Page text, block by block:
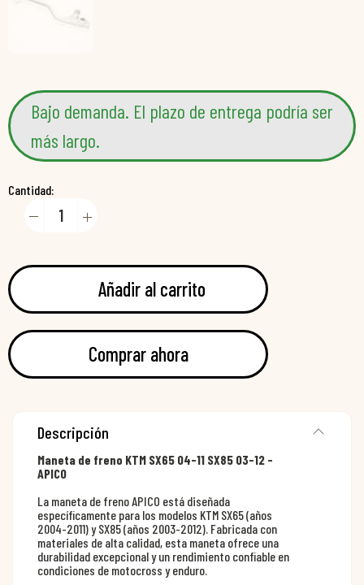
Bajo demanda. El plazo de entrega podría ser
más largo.
Cantidad:
Añadir al carrito
Comprar ahora
Descripción
Maneta de freno KTM SX65 04-11 SX85 03-12 -
APICO
La maneta de freno APICO está diseñada
específicamente para los modelos KTM SX65 (años
2004-2011) y SX85 (años 2003-2012). Fabricada con
materiales de alta calidad, esta maneta ofrece una
durabilidad excepcional y un rendimiento confiable en
condiciones de motocross y enduro.